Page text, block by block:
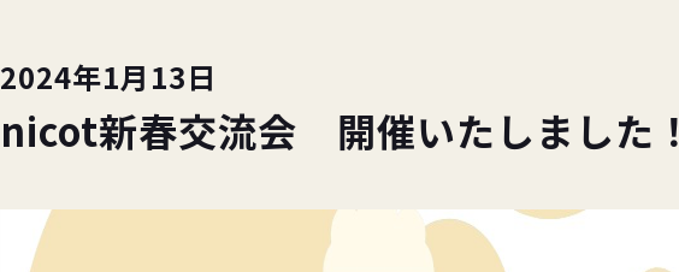
2024年1月13日
nicot新春交流会 開催いたしました！